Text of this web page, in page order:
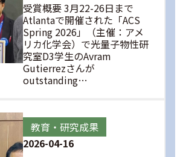
受賞概要 3月22-26日まで
Atlantaで開催された「ACS
Spring 2026」（主催：アメ
リカ化学会）で光量子物性研
究室D3学生のAvram
Gutierrezさんが
outstanding…
教育・研究成果
2026-04-16